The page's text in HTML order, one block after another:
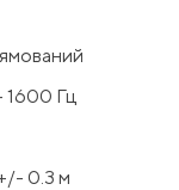
1600 Гц
0.3 м